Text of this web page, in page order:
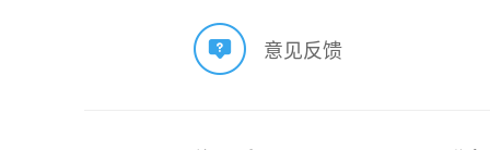
意见反馈